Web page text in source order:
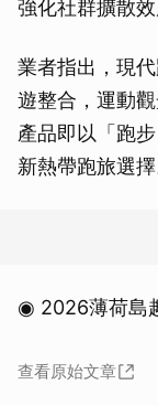
強化社群擴散效
業者指出，現
遊整合，運動
產品即以「跑
新熱帶跑旅選擇
◉ 2026薄荷島
查看原始文章